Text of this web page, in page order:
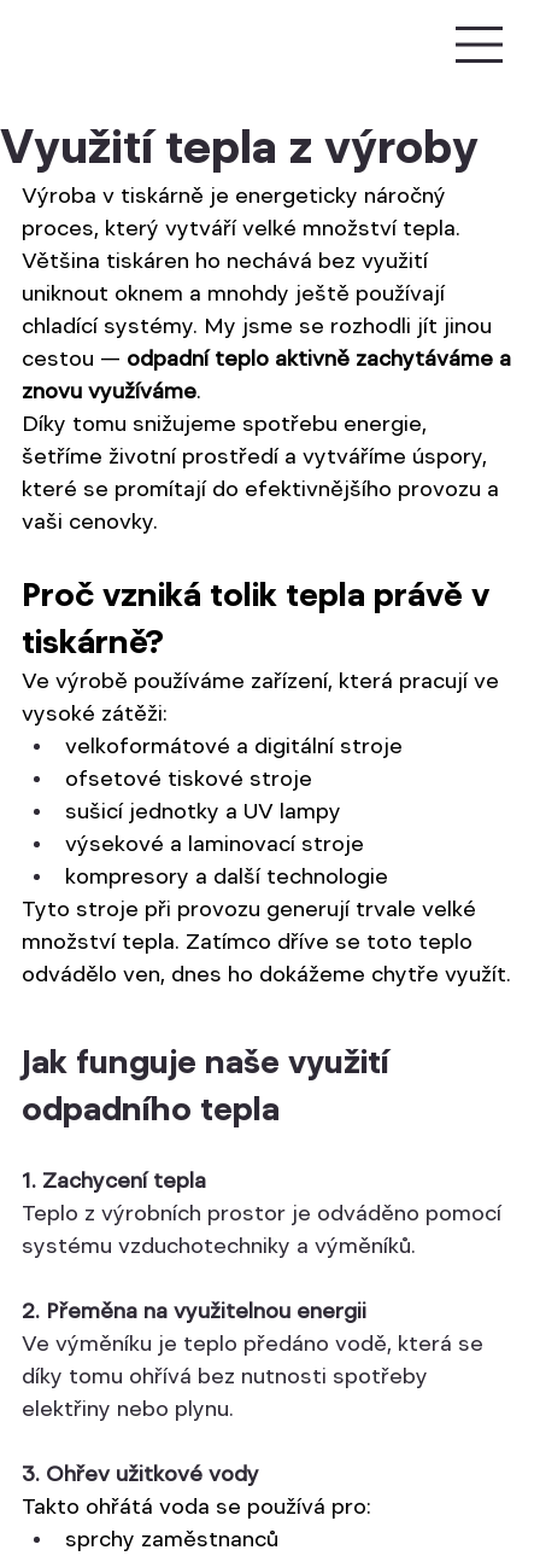
Využití tepla z výroby
Výroba v tiskárně je energeticky náročný
proces, který vytváří velké množství tepla.
Většina tiskáren ho nechává bez využití
uniknout oknem a mnohdy ještě používají
chladící systémy. My jsme se rozhodli jít jinou
cestou — odpadní teplo aktivně zachytáváme a
znovu využíváme.
Díky tomu snižujeme spotřebu energie,
šetříme životní prostředí a vytváříme úspory,
které se promítají do efektivnějšího provozu a
vaši cenovky.
Proč vzniká tolik tepla právě v
tiskárně?
Ve výrobě používáme zařízení, která pracují ve
vysoké zátěži:
velkoformátové a digitální stroje
ofsetové tiskové stroje
sušicí jednotky a UV lampy
výsekové a laminovací stroje
kompresory a další technologie
Tyto stroje při provozu generují trvale velké
množství tepla. Zatímco dříve se toto teplo
odvádělo ven, dnes ho dokážeme chytře využít.
Jak funguje naše využití
odpadního tepla
1. Zachycení tepla
Teplo z výrobních prostor je odváděno pomocí
systému vzduchotechniky a výměníků.
2. Přeměna na využitelnou energii
Ve výměníku je teplo předáno vodě, která se
díky tomu ohřívá bez nutnosti spotřeby
elektřiny nebo plynu.
3. Ohřev užitkové vody
Takto ohřátá voda se používá pro:
sprchy zaměstnanců